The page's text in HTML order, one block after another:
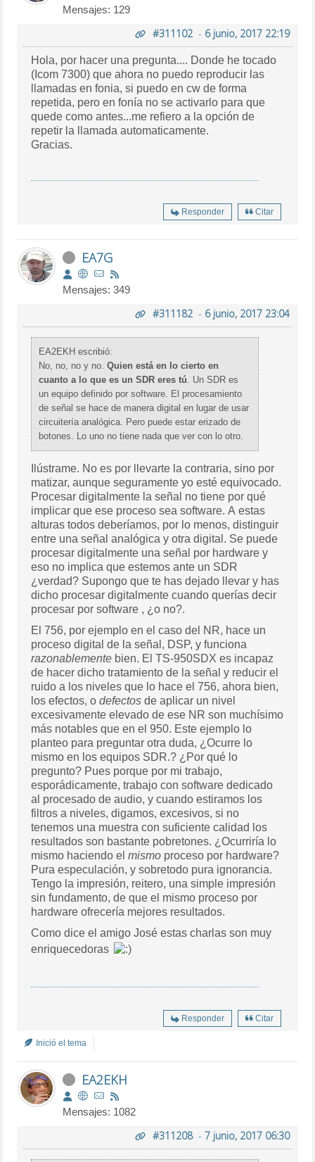
Mensajes: 129
#311102- 6 junio, 2017 22:19
Hola, por hacer una pregunta.... Donde he tocado
(Icom 7300) que ahora no puedo reproducir las
llamadas en fonia, si puedo en cw de forma
repetida, pero en fonía no se activarlo para que
quede como antes...me refiero a la opción de
repetir la llamada automaticamente.
Gracias.
Responder Citar
EA7G
Mensajes: 349
#311182- 6 junio, 2017 23:04
EA2EKH escribió:
No, no, no y no.Quien está en lo cierto en
cuanto a lo que es un SDR eres tú . Un SDR es
un equipo definido por software. El procesamiento
de señal se hace de manera digital en lugar de usar
circuitería analógica. Pero puede estar erizado de
botones. Lo uno no tiene nada que ver con lo otro.
Ilústrame. No es por llevarte la contraria, sino por
matizar, aunque seguramente yo esté equivocado.
Procesar digitalmente la señal no tiene por qué
implicar que ese proceso sea software. A estas
alturas todos deberíamos, por lo menos, distinguir
entre una señal analógica y otra digital. Se puede
procesar digitalmente una señal por hardware y
eso no implica que estemos ante un SDR
¿verdad? Supongo que te has dejado llevar y has
dicho procesar digitalmente cuando querías decir
procesar por software , ¿o no?.
El 756, por ejemplo en el caso del NR, hace un
proceso digital de la señal, DSP, y funciona
razonablemente bien. El TS-950SDX es incapaz
de hacer dicho tratamiento de la señal y reducir el
ruido a los niveles que lo hace el 756, ahora bien,
los efectos, odefectos de aplicar un nivel
excesivamente elevado de ese NR son muchísimo
más notables que en el 950. Este ejemplo lo
planteo para preguntar otra duda, ¿Ocurre lo
mismo en los equipos SDR.? ¿Por qué lo
pregunto? Pues porque por mi trabajo,
esporádicamente, trabajo con software dedicado
al procesado de audio, y cuando estiramos los
filtros a niveles, digamos, excesivos, si no
tenemos una muestra con suficiente calidad los
resultados son bastante pobretones. ¿Ocurriría lo
mismo haciendo elmismo
Pura especulación, y sobretodo pura ignorancia.
Tengo la impresión, reitero, una simple impresión
sin fundamento, de que el mismo proceso por
hardware ofrecería mejores resultados.
Como dice el amigo José estas charlas son muy
enriquecedoras
Responder Citar
Inició el tema
EA2EKH
Mensajes: 1082
#311208- 7 junio, 2017 06:30